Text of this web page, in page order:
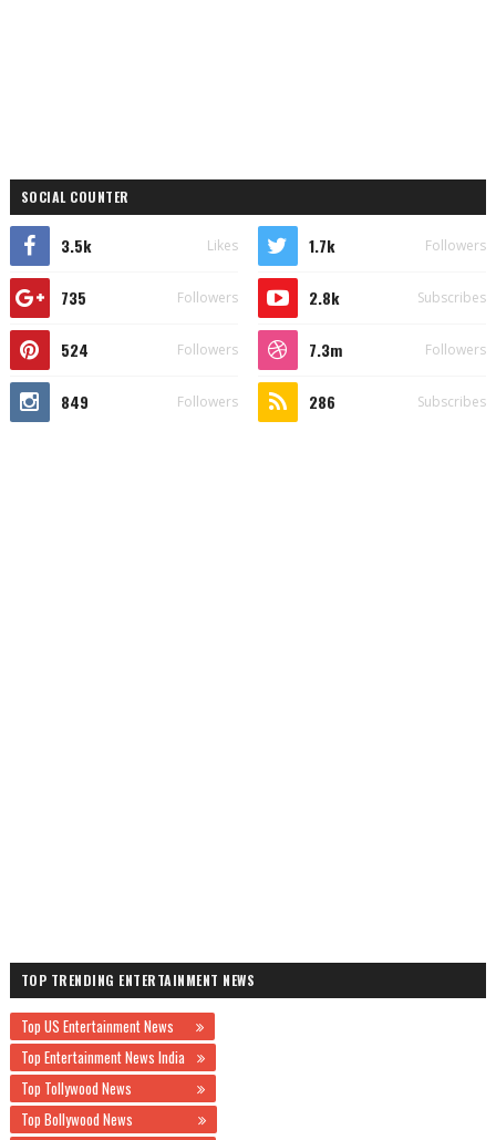
SOCIAL COUNTER
3.5k Likes 1.7k Followers
735 Followers 2.8k Subscribes
524 Followers 7.3m Followers
849 Followers 286 Subscribes
TOP TRENDING ENTERTAINMENT NEWS
Top US Entertainment News
Top Entertainment News India
Top Tollywood News
Top Bollywood News